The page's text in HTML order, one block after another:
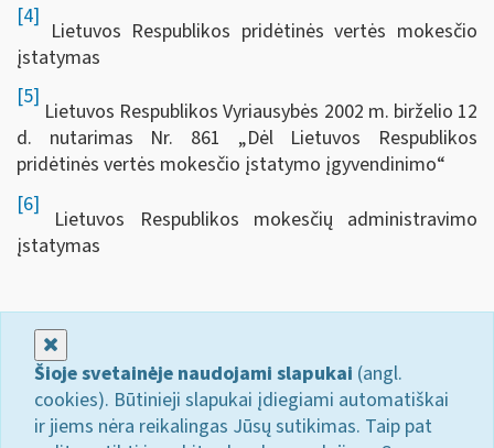
[4]
Lietuvos Respublikos pridėtinės vertės mokesčio
įstatymas
[5]
Lietuvos Respublikos Vyriausybės 2002 m. birželio 12
d. nutarimas Nr. 861 „Dėl Lietuvos Respublikos
pridėtinės vertės mokesčio įstatymo įgyvendinimo“
[6]
Lietuvos Respublikos mokesčių administravimo
įstatymas
Šioje svetainėje naudojami slapukai (angl.
cookies). Būtinieji slapukai įdiegiami automatiškai
ir jiems nėra reikalingas Jūsų sutikimas. Taip pat